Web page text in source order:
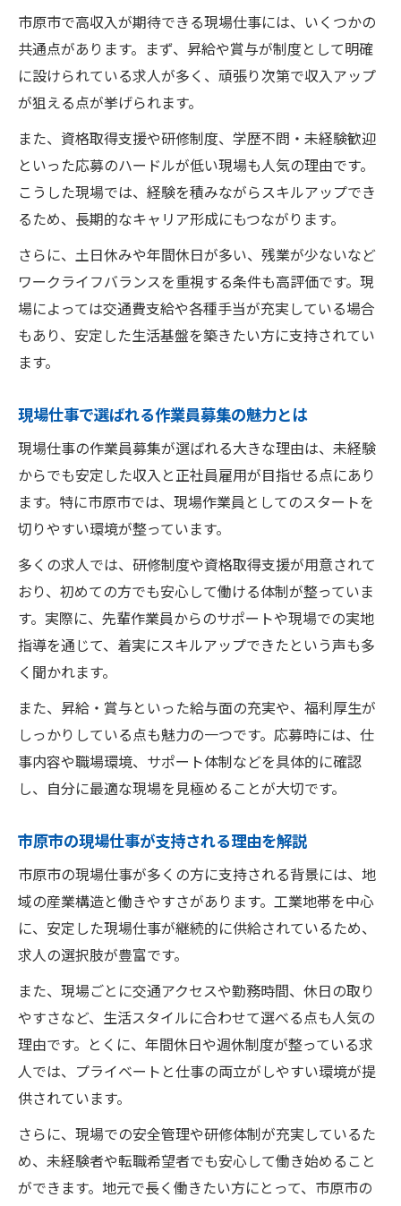
市原市で高収入が期待できる現場仕事には、いくつかの
共通点があります。まず、昇給や賞与が制度として明確
に設けられている求人が多く、頑張り次第で収入アップ
が狙える点が挙げられます。
また、資格取得支援や研修制度、学歴不問・未経験歓迎
といった応募のハードルが低い現場も人気の理由です。
こうした現場では、経験を積みながらスキルアップでき
るため、長期的なキャリア形成にもつながります。
さらに、土日休みや年間休日が多い、残業が少ないなど
ワークライフバランスを重視する条件も高評価です。現
場によっては交通費支給や各種手当が充実している場合
もあり、安定した生活基盤を築きたい方に支持されてい
ます。
現場仕事で選ばれる作業員募集の魅力とは
現場仕事の作業員募集が選ばれる大きな理由は、未経験
からでも安定した収入と正社員雇用が目指せる点にあり
ます。特に市原市では、現場作業員としてのスタートを
切りやすい環境が整っています。
多くの求人では、研修制度や資格取得支援が用意されて
おり、初めての方でも安心して働ける体制が整っていま
す。実際に、先輩作業員からのサポートや現場での実地
指導を通じて、着実にスキルアップできたという声も多
く聞かれます。
また、昇給・賞与といった給与面の充実や、福利厚生が
しっかりしている点も魅力の一つです。応募時には、仕
事内容や職場環境、サポート体制などを具体的に確認
し、自分に最適な現場を見極めることが大切です。
市原市の現場仕事が支持される理由を解説
市原市の現場仕事が多くの方に支持される背景には、地
域の産業構造と働きやすさがあります。工業地帯を中心
に、安定した現場仕事が継続的に供給されているため、
求人の選択肢が豊富です。
また、現場ごとに交通アクセスや勤務時間、休日の取り
やすさなど、生活スタイルに合わせて選べる点も人気の
理由です。とくに、年間休日や週休制度が整っている求
人では、プライベートと仕事の両立がしやすい環境が提
供されています。
さらに、現場での安全管理や研修体制が充実しているた
め、未経験者や転職希望者でも安心して働き始めること
ができます。地元で長く働きたい方にとって、市原市の